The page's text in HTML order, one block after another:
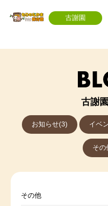
古謝園
古謝
お知らせ(3) イベ
その
その他